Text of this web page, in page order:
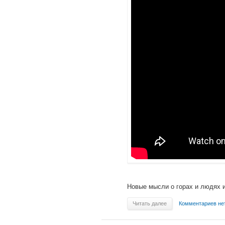
Новые мысли о горах и людях
Читать далее Комментариев